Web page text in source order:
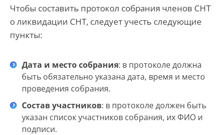
Чтобы составить протокол собрания членов СНТ
о ликвидации СНТ, следует учесть следующие
пункты:
Дата и место собрания: в протоколе должна
быть обязательно указана дата, время и место
проведения собрания.
Состав участников: в протоколе должен быть
указан список участников собрания, их ФИО и
подписи.